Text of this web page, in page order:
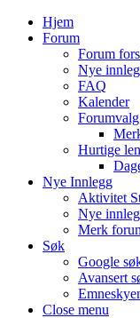
Hjem
Forum
Forum
Nye
FAQ
Kalender
Forumvalg
Hurtige
Nye Innlegg
Aktivitet
Nye
Merk
Søk
Google
Avansert
Close menu